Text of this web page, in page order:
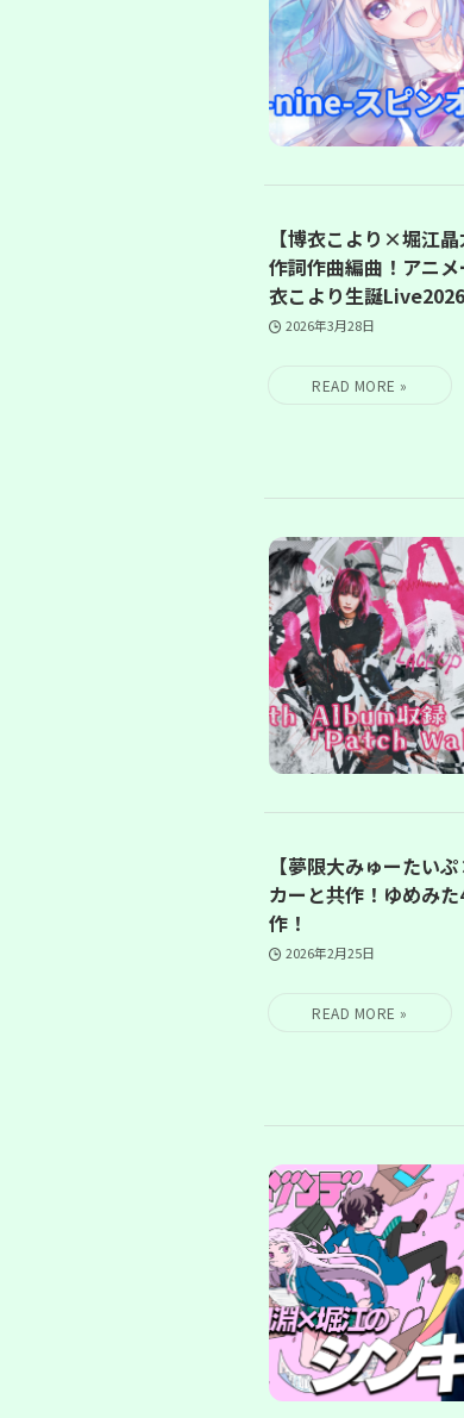
【博衣こより×堀江
作詞作曲編曲！アニ
衣こより生誕Live2026
2026年3月28日
【夢限大みゅーた
カーと共作！ゆめみ
作！
2026年2月25日